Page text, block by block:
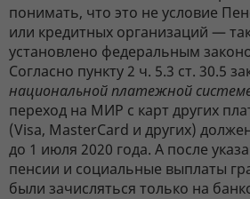
понимать, что это не условие
или кредитных организаций —
установлено федеральным
Согласно пункту 2 ч. 5.3 ст. 30.5
национальной платежной
переход на МИР с карт других
(Visa, MasterCard и других)
до 1 июля 2020 года. А после
пенсии и социальные выплаты
были зачисляться только на